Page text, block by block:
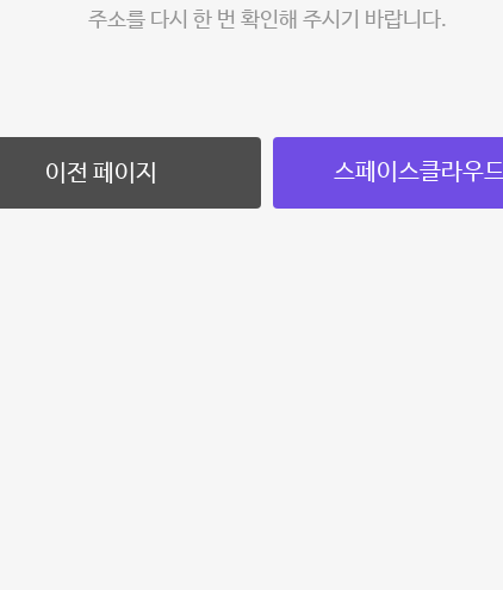
주소를 다시 한 번 확인해 주시기 바랍니다.
이전 페이지 스페이스클라우